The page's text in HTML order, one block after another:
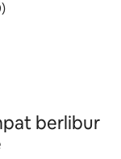
rata 4,56 dari 5, 9
berlibur